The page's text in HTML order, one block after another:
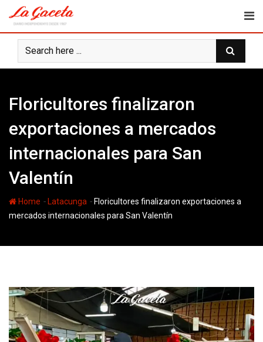
content
Floricultores finalizaron
exportaciones a mercados
internacionales para San
Valentín
Home - Latacunga - Floricultores finalizaron exportaciones a
mercados internacionales para San Valentín